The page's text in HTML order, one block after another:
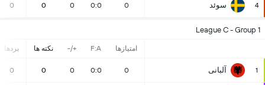
4 سوئد 0
0:0
0
0
0
League C - Group 1
امتیازها F:A
+/- نکته ها بردها
1 آلبانی 0
0:0
0
0
0